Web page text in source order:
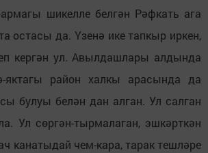
шикелле белгән Рәфкать ага
остасы да. Үзенә ике тапкыр иркен,
кергән ул. Авылдашлары алдында
яктагы район халкы арасында да
булуы белән дан алган. Ул салган
Ул сөргән-тырмалаган, эшкәрткән
канатыдай чем-кара, тарак тешләре